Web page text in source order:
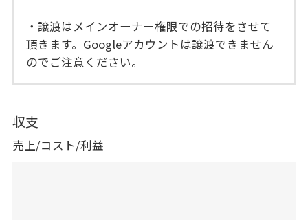
・譲渡はメインオーナー権限での招待をさせて
頂きます。Googleアカウントは譲渡できません
のでご注意ください。
収支
売上/コスト/利益